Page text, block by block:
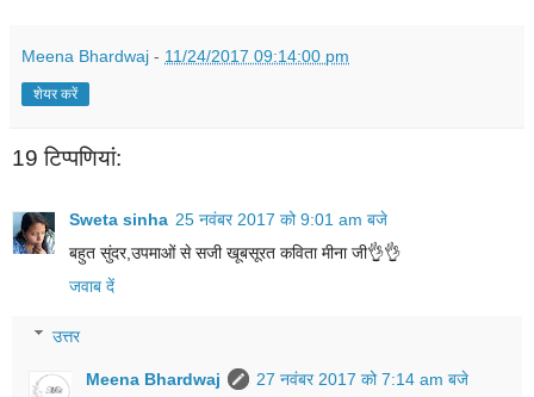
Meena Bhardwaj - 11/24/2017 09:14:00 pm
शेयर करें
19 टिप्‍पणियां:
Sweta sinha 25 नवंबर 2017 को 9:01 am बजे
बहुत सुंदर,उपमाओं से सजी खूबसूरत कविता मीना जी👌👌
जवाब दें
उत्तर
Meena Bhardwaj
27 नवंबर 2017 को 7:14 am बजे